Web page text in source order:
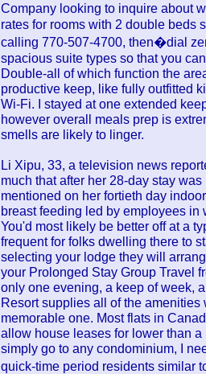
Company looking to inquire about
rates for rooms with 2 double beds
calling 770-507-4700, then�dial
spacious suite types so that you
Double-all of which function the
productive keep, like fully outfitted
Wi-Fi. I stayed at one extended
however overall meals prep is
smells are likely to linger.
Li Xipu, 33, a television news
much that after her 28-day stay
mentioned on her fortieth day
breast feeding led by employees in
You'd most likely be better off at a
frequent for folks dwelling there to
selecting your lodge they will
your Prolonged Stay Group Travel
only one evening, a keep of week,
Resort supplies all of the
memorable one. Most flats in
allow house leases for lower than
simply go to any condominium, I
quick-time period residents similar